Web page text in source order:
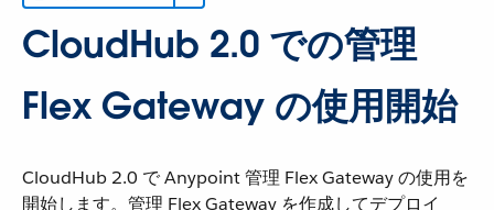
CloudHub 2.0 での管理
Flex Gateway の使用開始
CloudHub 2.0 で Anypoint 管理 Flex Gateway の使用を
開始します。管理 Flex Gateway を作成してデプロイ